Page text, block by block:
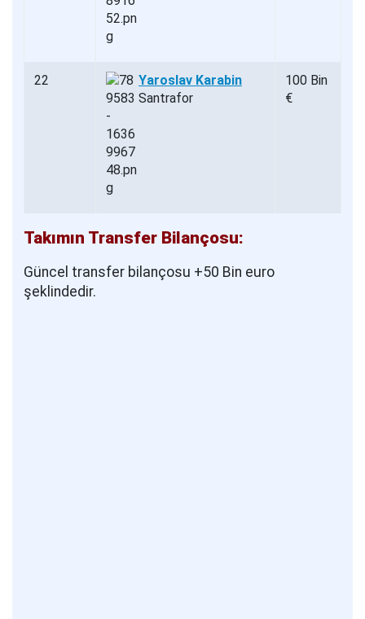
22
Yaroslav Karabin
Santrafor
100 Bin
€
Takımın Transfer Bilançosu:
Güncel transfer bilançosu +50 Bin euro
şeklindedir.